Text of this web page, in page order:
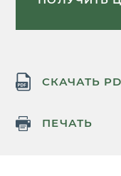
СКАЧАТЬ
ПЕЧАТЬ